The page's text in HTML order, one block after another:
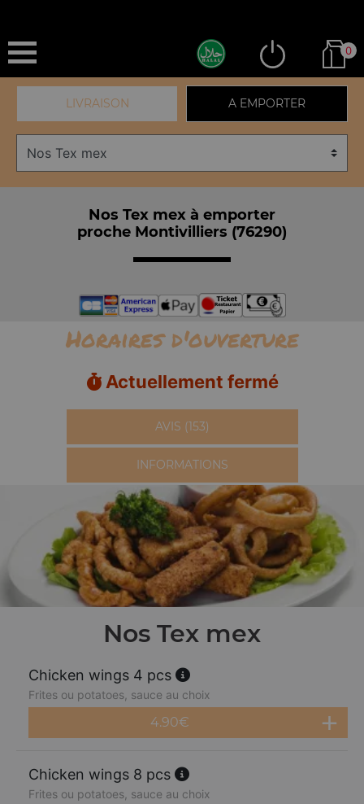
0
LIVRAISON A EMPORTER
Nos Tex mex à emporter
proche Montivilliers (76290)
Horaires d'ouverture
Actuellement fermé
AVIS (153)
INFORMATIONS
Nos Tex mex
Chicken wings 4 pcs
Frites ou potatoes, sauce au choix
4.90€
Chicken wings 8 pcs
Frites ou potatoes, sauce au choix